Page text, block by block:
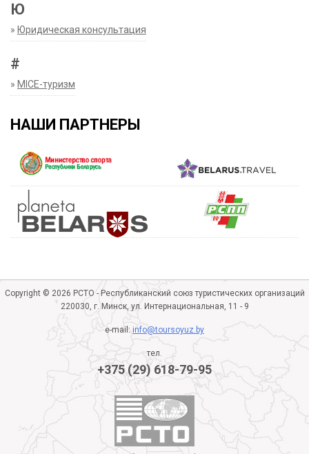
Ю
» Юридическая консультация
#
» MICE-туризм
НАШИ ПАРТНЕРЫ
Copyright © 2026 РСТО - Республиканский союз туристических организаций
220030, г. Минск, ул. Интернациональная, 11 - 9
e-mail:info@toursoyuz.by
тел.
+375 (29) 618-79-95